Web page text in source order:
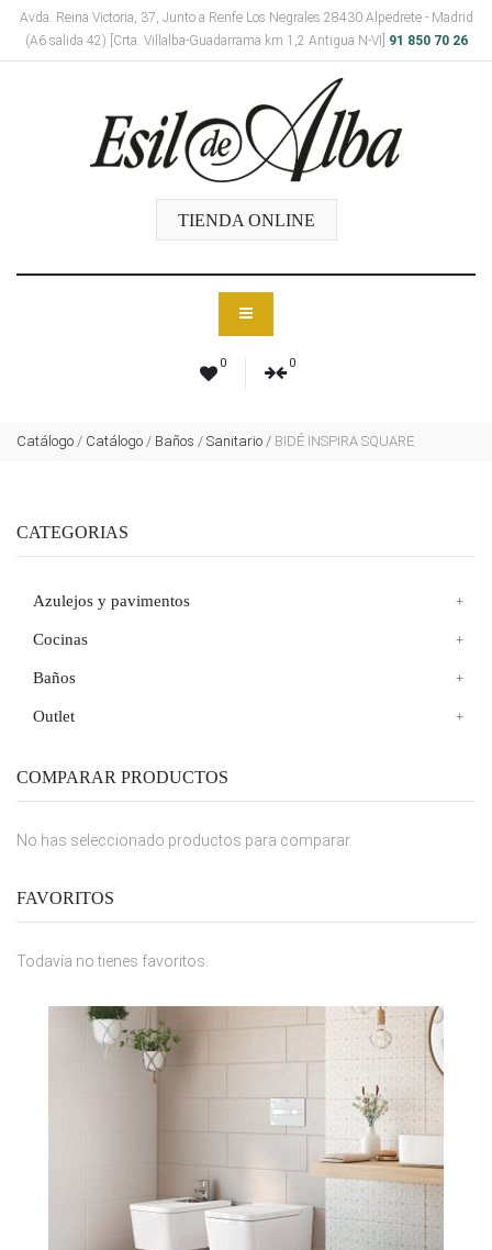
Avda. Reina Victoria, 37, Junto a Renfe Los Negrales 28430 Alpedrete - Madrid
(A6 salida 42) [Crta. Villalba-Guadarrama km 1,2 Antigua N-VI]
91 850 70 26
TIENDA ONLINE
0 0
Catálogo / Catálogo / Baños / Sanitario / BIDÉ INSPIRA SQUARE
CATEGORIAS
Azulejos y pavimentos
Cocinas
Baños
Outlet
COMPARAR PRODUCTOS
No has seleccionado productos para comparar.
FAVORITOS
Todavía no tienes favoritos.